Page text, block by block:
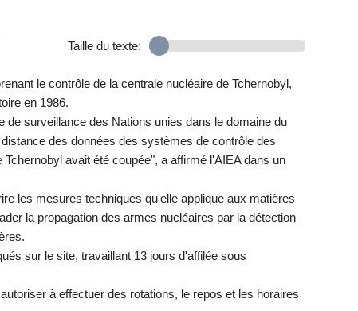
Taille du texte:
le contrôle de la centrale nucléaire de Tchernobyl,
en 1986.
de surveillance des Nations unies dans le domaine du
des données des systèmes de contrôle des
avait été coupée", a affirmé l'AIEA dans un
les mesures techniques qu'elle applique aux matières
la propagation des armes nucléaires par la détection
sur le site, travaillant 13 jours d'affilée sous
à effectuer des rotations, le repos et les horaires